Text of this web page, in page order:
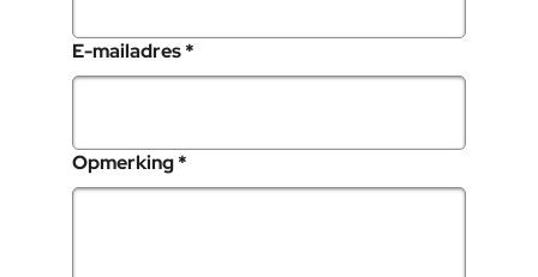
E-mailadres*
Opmerking*